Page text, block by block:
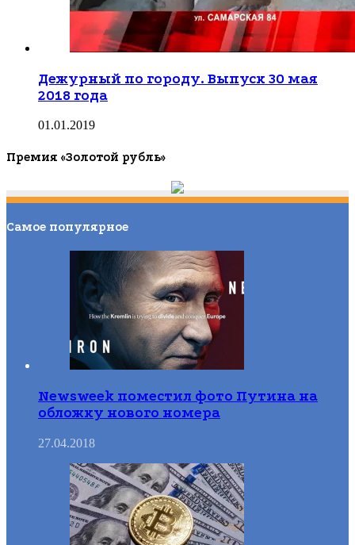
Дежурный по городу. Выпуск 30 мая
2018 года
01.01.2019
Премия «Золотой рубль»
Самое популярное
Newsweek поместил фото Путина на
обложку нового номера
27.04.2018